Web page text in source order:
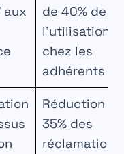
aux
de 40% de
l’utilisation
chez les
adhérents
Réduction de
35% des
réclamations